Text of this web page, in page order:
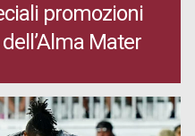
promozioni
Mater